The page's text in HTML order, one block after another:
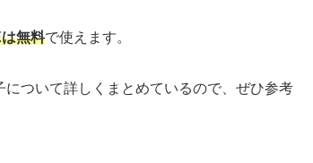
無料で使えます。
ついて詳しくまとめているので、ぜひ参考